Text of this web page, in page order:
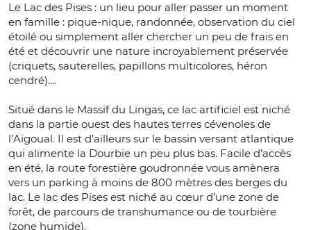
Le Lac des Pises : un lieu pour aller passer un moment
en famille : pique-nique, randonnée, observation du ciel
étoilé ou simplement aller chercher un peu de frais en
été et découvrir une nature incroyablement préservée
(criquets, sauterelles, papillons multicolores, héron
cendré)....
Situé dans le Massif du Lingas, ce lac artificiel est niché
dans la partie ouest des hautes terres cévenoles de
l’Aigoual. Il est d’ailleurs sur le bassin versant atlantique
qui alimente la Dourbie un peu plus bas. Facile d’accès
en été, la route forestière goudronnée vous amènera
vers un parking à moins de 800 mètres des berges du
lac. Le lac des Pises est niché au cœur d’une zone de
forêt, de parcours de transhumance ou de tourbière
(zone humide).